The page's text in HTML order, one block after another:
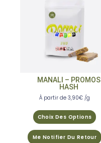
MANALI – PROMOS
HASH
À partir de 3,90€ /g
Choix Des Options
Me Notifier Du Retour